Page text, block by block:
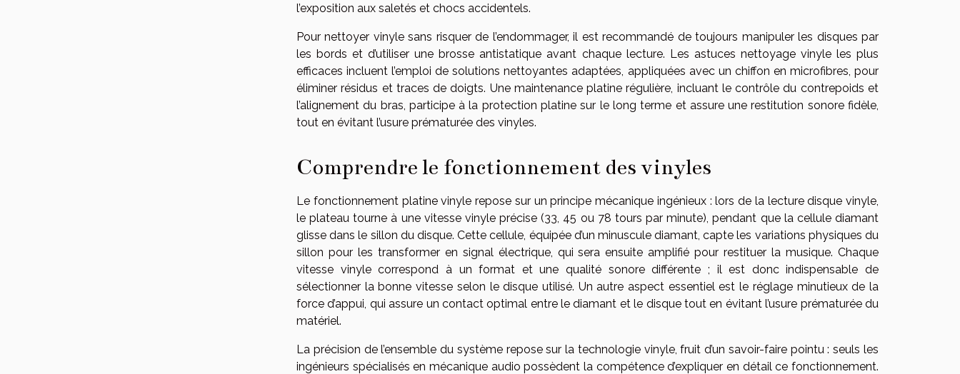
l’exposition aux saletés et chocs accidentels.
Pour nettoyer vinyle sans risquer de l’endommager, il est recommandé de toujours manipuler les disques par
les bords et d’utiliser une brosse antistatique avant chaque lecture. Les astuces nettoyage vinyle les plus
efficaces incluent l’emploi de solutions nettoyantes adaptées, appliquées avec un chiffon en microfibres, pour
éliminer résidus et traces de doigts. Une maintenance platine régulière, incluant le contrôle du contrepoids et
l’alignement du bras, participe à la protection platine sur le long terme et assure une restitution sonore fidèle,
tout en évitant l’usure prématurée des vinyles.
Comprendre le fonctionnement des vinyles
Le fonctionnement platine vinyle repose sur un principe mécanique ingénieux : lors de la lecture disque vinyle,
le plateau tourne à une vitesse vinyle précise (33, 45 ou 78 tours par minute), pendant que la cellule diamant
glisse dans le sillon du disque. Cette cellule, équipée d’un minuscule diamant, capte les variations physiques du
sillon pour les transformer en signal électrique, qui sera ensuite amplifié pour restituer la musique. Chaque
vitesse vinyle correspond à un format et une qualité sonore différente ; il est donc indispensable de
sélectionner la bonne vitesse selon le disque utilisé. Un autre aspect essentiel est le réglage minutieux de la
force d’appui, qui assure un contact optimal entre le diamant et le disque tout en évitant l’usure prématurée du
matériel.
La précision de l’ensemble du système repose sur la technologie vinyle, fruit d’un savoir-faire pointu : seuls les
ingénieurs spécialisés en mécanique audio possèdent la compétence d’expliquer en détail ce fonctionnement.